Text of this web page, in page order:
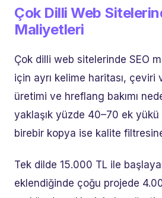
Çok Dilli Web
Maliyetleri
Çok dilli web sitelerinde SEO
için ayrı kelime haritası,
üretimi ve hreflang bakımı
yaklaşık yüzde 40–70 ek
birebir kopya ise kalite filtresine
Tek dilde 15.000 TL ile
eklendiğinde çoğu projede